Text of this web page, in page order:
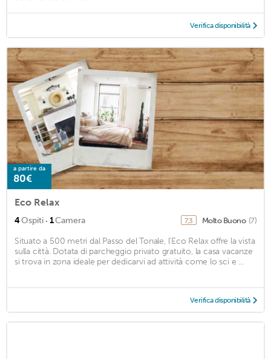
Verifica disponibilità
a partire da
80€
Eco Relax
4Ospiti · 1Camera 7,3 Molto Buono (7)
Situato a 500 metri dal Passo del Tonale, l’Eco Relax offre la vista
sulla città. Dotata di parcheggio privato gratuito, la casa vacanze
si trova in zona ideale per dedicarvi ad attività come lo sci e ...
Verifica disponibilità